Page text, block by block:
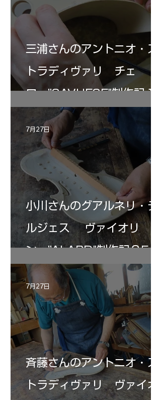
三浦さんのアントニオ・ス
トラディヴァリ チェ
ロ ”SAVUESE"制作記１2
小川さんのグアルネリ・デ
ルジェス ヴァイオリ
ン ”ALARD"制作記３5
7月27日
斉藤さんのアントニオ・ス
トラディヴァリ ヴァイオ
7月27日